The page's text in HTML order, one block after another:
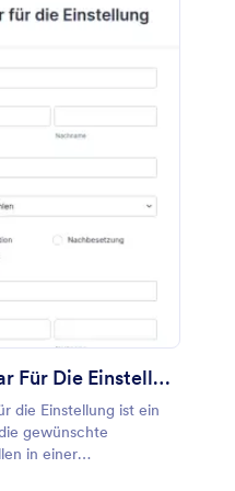
bereits so formatiert,
jedoch an Ihre
verwenden Sie
Formulagenerator, um
Mit diesem
Meinung Ihrer
dass sie sich
der COVID-19-Krise
Anforderungsformular Für Die Einstellung
die Einstellung ist ein
gewünschte
in einer
oder im privaten